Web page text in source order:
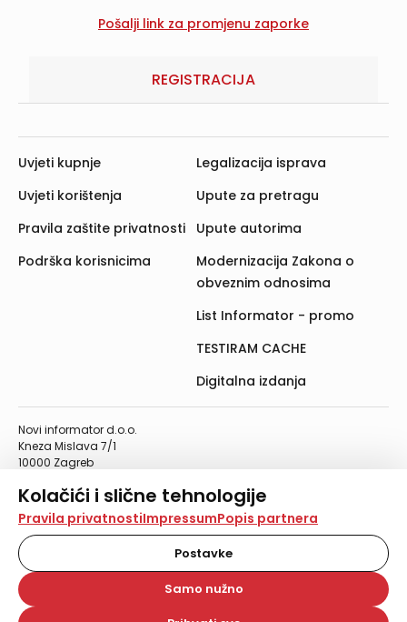
Kolačići i slične tehnologije
Na našoj web stranici koristimo kolačiće i slične
tehnologije za pohranu, čitanje i obradu informacija na
vašem uređaju. Time poboljšavamo korisničko iskustvo,
analiziramo promet na stranici te prikazujemo sadržaje i
oglase koji vas zanimaju. Korisnički profili mogu se kreirati
na više web stranica i uređaja u tu svrhu. Naši partneri
također koriste ove tehnologije.
Pravila privatnostiImpressumPopis partnera
Postavke
Samo nužno
REGISTRACIJA
Novi informator d.o.o.
Kneza Mislava 7/1
10000 Zagreb
Telefaks: 01/4612-553
info@informator.hr
PRATITE NAS:
Uvjeti kupnje
Uvjeti korištenja
Pravila zaštite privatnosti
Podrška korisnicima
Legalizacija isprava
Upute za pretragu
Upute autorima
Modernizacija Zakona o
obveznim odnosima
List Informator - promo
TESTIRAM CACHE
Digitalna izdanja